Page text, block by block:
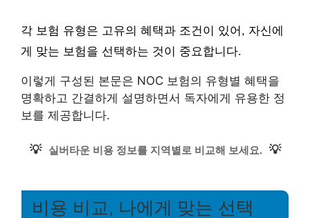
각 보험 유형은 고유의 혜택과 조건이 있어, 자신에
게 맞는 보험을 선택하는 것이 중요합니다.
이렇게 구성된 본문은 NOC 보험의 유형별 혜택을
명확하고 간결하게 설명하면서 독자에게 유용한 정
보를 제공합니다.
💡 실버타운 비용 정보를 지역별로 비교해 보세요. 💡
비용 비교, 나에게 맞는 선택